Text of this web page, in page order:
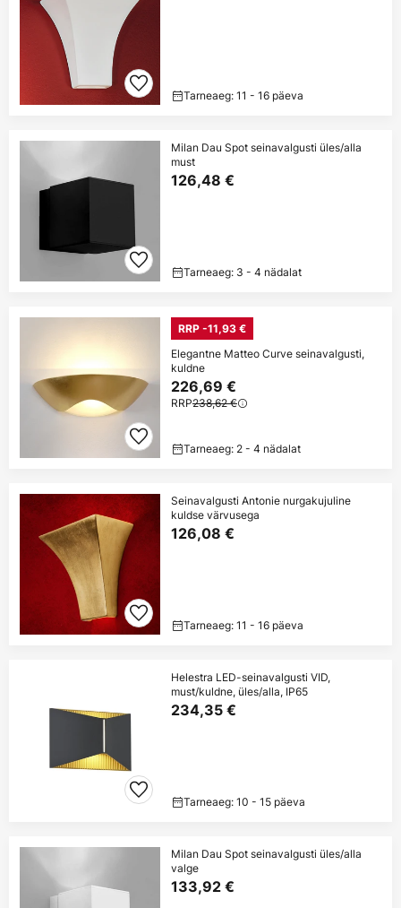
Tarneaeg: 11 - 16 päeva
Milan Dau Spot seinavalgusti üles/alla
must
126,48 €
Tarneaeg: 3 - 4 nädalat
RRP -11,93 €
Elegantne Matteo Curve seinavalgusti,
kuldne
226,69 €
RRP238,62 €
Tarneaeg: 2 - 4 nädalat
Seinavalgusti Antonie nurgakujuline
kuldse värvusega
126,08 €
Tarneaeg: 11 - 16 päeva
Helestra LED-seinavalgusti VID,
must/kuldne, üles/alla, IP65
234,35 €
Tarneaeg: 10 - 15 päeva
Milan Dau Spot seinavalgusti üles/alla
valge
133,92 €